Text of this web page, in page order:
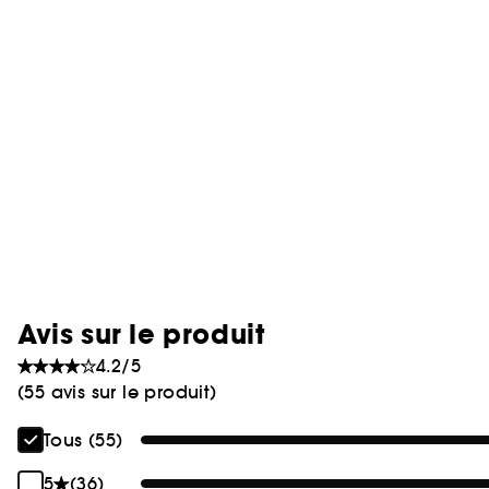
Avis sur le produit
4.2/5
(55 avis sur le produit)
Tous (55)
5
(36)